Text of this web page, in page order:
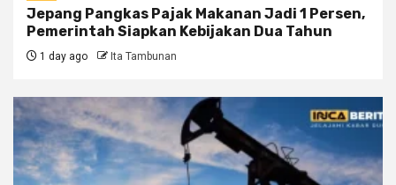
Jepang Pangkas Pajak Makanan Jadi 1 Persen,
Pemerintah Siapkan Kebijakan Dua Tahun
1 day ago Ita Tambunan